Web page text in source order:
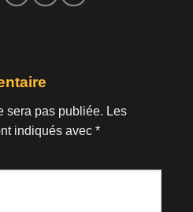
sera pas publiée. Les
indiqués avec *